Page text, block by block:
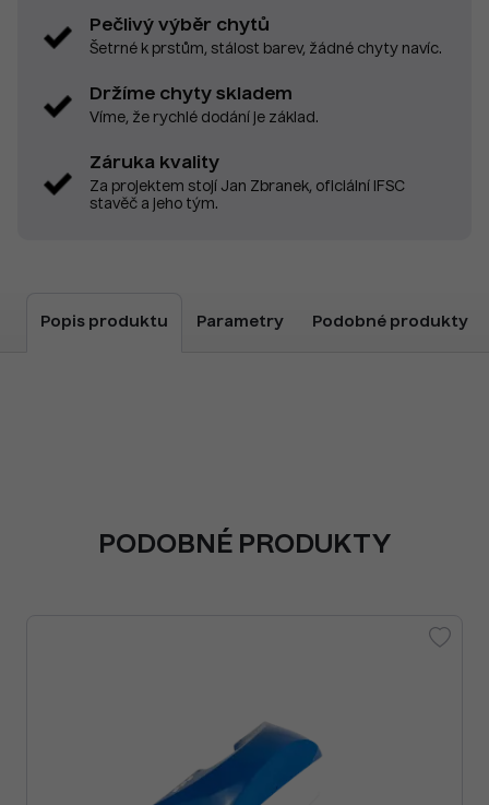
Pečlivý výběr chytů
Šetrné k prstům, stálost barev, žádné chyty navíc.
Držíme chyty skladem
Víme, že rychlé dodání je základ.
Záruka kvality
Za projektem stojí Jan Zbranek, oficiální IFSC
stavěč a jeho tým.
Popis produktu Parametry Podobné produkty
PODOBNÉ PRODUKTY